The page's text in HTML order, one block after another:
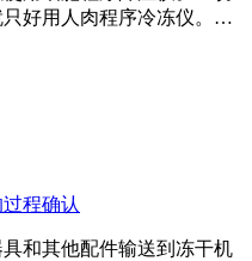
好用人肉程序冷冻仪。…
程确认
和其他配件输送到冻干机​